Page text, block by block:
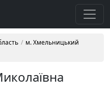
м. Хмельницький